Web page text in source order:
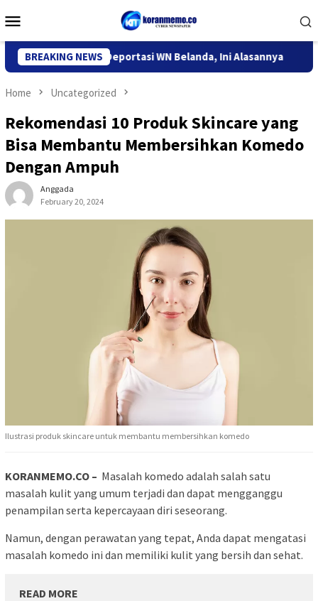
to
Menu
BREAKING NEWS
Kediri Deportasi WN Belanda, Ini Alasannya 9 Desa
Home Uncategorized
Rekomendasi 10 Produk Skincare yang
Bisa Membantu Membersihkan Komedo
Dengan Ampuh
Anggada
February 20, 2024
Ilustrasi produk skincare untuk membantu membersihkan komedo
KORANMEMO.CO – Masalah komedo adalah salah satu
masalah kulit yang umum terjadi dan dapat mengganggu
penampilan serta kepercayaan diri seseorang.
Namun, dengan perawatan yang tepat, Anda dapat mengatasi
masalah komedo ini dan memiliki kulit yang bersih dan sehat.
READ MORE